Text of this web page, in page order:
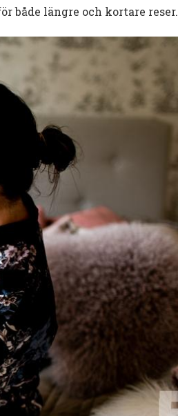
både längre och kortare reser.